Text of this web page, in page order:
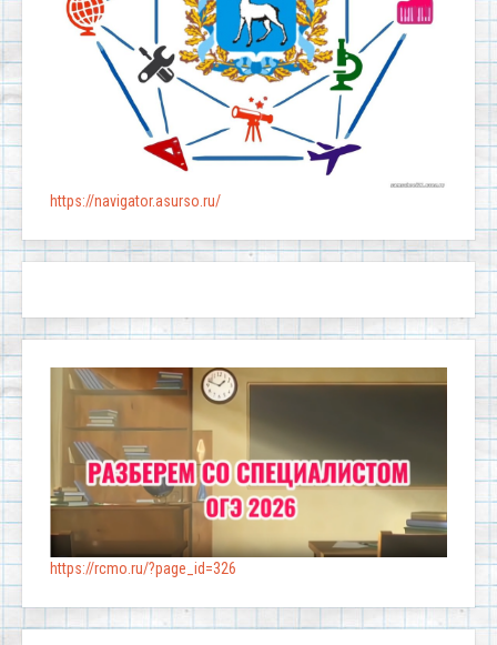
https://navigator.asurso.ru/
https://rcmo.ru/?page_id=326